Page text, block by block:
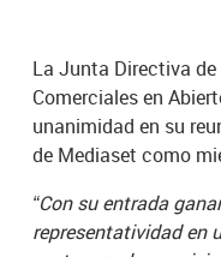
La Junta Directiva
Comerciales en
unanimidad en su
de Mediaset como
“Con su entrada
representatividad en